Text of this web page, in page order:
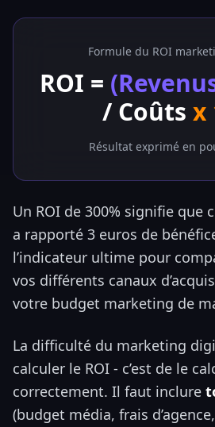
Formule du ROI
ROI =
/ Coûts x
Résultat exprimé en
Un ROI de 300% signifie que
a rapporté 3 euros de
l’indicateur ultime pour
vos différents canaux
votre budget marketing de
La difficulté du marketing
calculer le ROI - c’est de le
correctement. Il faut inclure
(budget média, frais